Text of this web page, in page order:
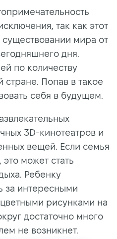
так как этот
мира от
дня.
по количеству
Попав в такое
себя в будущем.
3D-кинотеатров и
вещей. Если семья
это может стать
Ребенку
за интересными
рисунками на
достаточно много
не возникнет.